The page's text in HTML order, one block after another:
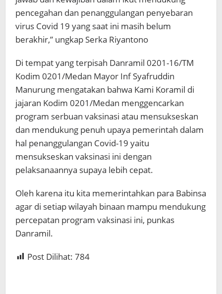
pencegahan dan penanggulangan penyebaran
virus Covid 19 yang saat ini masih belum
berakhir,” ungkap Serka Riyantono
Di tempat yang terpisah Danramil 0201-16/TM
Kodim 0201/Medan Mayor Inf Syafruddin
Manurung mengatakan bahwa Kami Koramil di
jajaran Kodim 0201/Medan menggencarkan
program serbuan vaksinasi atau mensukseskan
dan mendukung penuh upaya pemerintah dalam
hal penanggulangan Covid-19 yaitu
mensukseskan vaksinasi ini dengan
pelaksanaannya supaya lebih cepat.
Oleh karena itu kita memerintahkan para Babinsa
agar di setiap wilayah binaan mampu mendukung
percepatan program vaksinasi ini, punkas
Danramil.
Post Dilihat: 784